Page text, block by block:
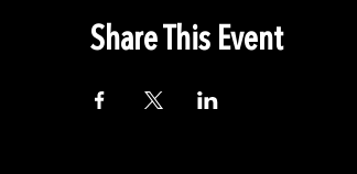
Share This Event